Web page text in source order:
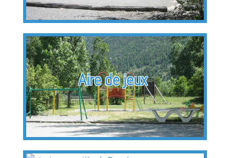
Aire de jeux